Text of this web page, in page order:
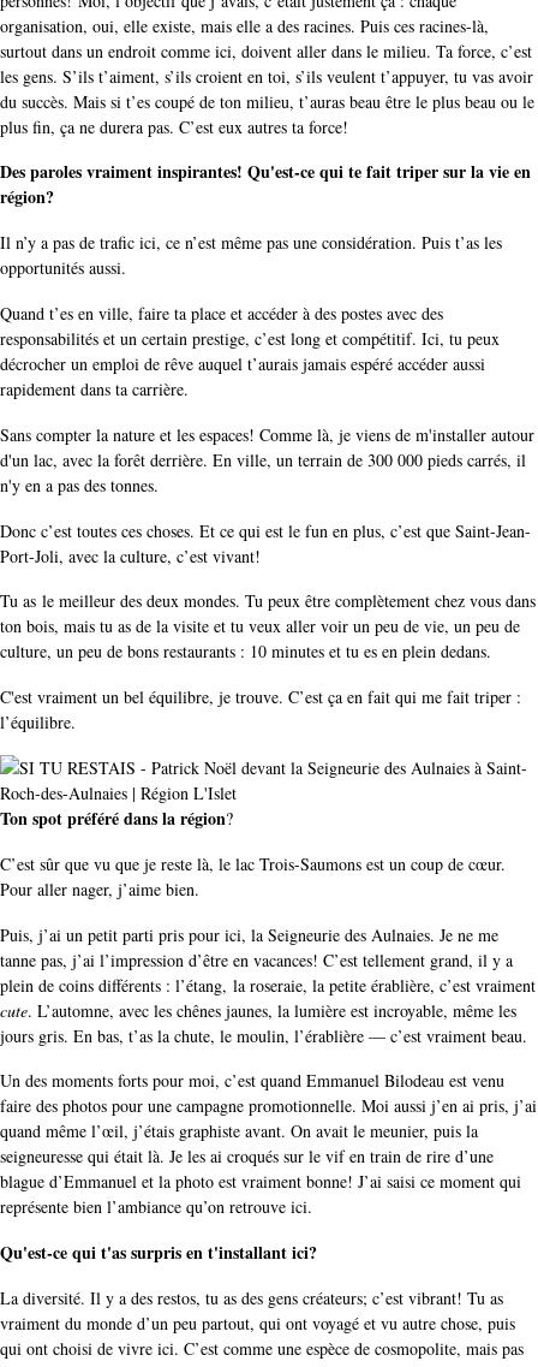
organisation, oui, elle existe, mais elle a des racines. Puis ces racines-là,
surtout dans un endroit comme ici, doivent aller dans le milieu. Ta force, c’est
les gens. S’ils t’aiment, s’ils croient en toi, s’ils veulent t’appuyer, tu vas avoir
du succès. Mais si t’es coupé de ton milieu, t’auras beau être le plus beau ou le
plus fin, ça ne durera pas. C’est eux autres ta force!
Des paroles vraiment inspirantes! Qu'est-ce qui te fait triper sur la vie en
région?
Il n’y a pas de trafic ici, ce n’est même pas une considération. Puis t’as les
opportunités aussi.
Quand t’es en ville, faire ta place et accéder à des postes avec des
responsabilités et un certain prestige, c’est long et compétitif. Ici, tu peux
décrocher un emploi de rêve auquel t’aurais jamais espéré accéder aussi
rapidement dans ta carrière.
Sans compter la nature et les espaces! Comme là, je viens de m'installer autour
d'un lac, avec la forêt derrière. En ville, un terrain de 300 000 pieds carrés, il
n'y en a pas des tonnes.
Donc c’est toutes ces choses. Et ce qui est le fun en plus, c’est que Saint-Jean-
Port-Joli, avec la culture, c’est vivant!
Tu as le meilleur des deux mondes. Tu peux être complètement chez vous dans
ton bois, mais tu as de la visite et tu veux aller voir un peu de vie, un peu de
culture, un peu de bons restaurants : 10 minutes et tu es en plein dedans.
C'est vraiment un bel équilibre, je trouve. C’est ça en fait qui me fait triper :
l’équilibre.
Ton spot préféré dans la région?
C’est sûr que vu que je reste là, le lac Trois-Saumons est un coup de cœur.
Pour aller nager, j’aime bien.
Puis, j’ai un petit parti pris pour ici, la Seigneurie des Aulnaies. Je ne me
tanne pas, j’ai l’impression d’être en vacances! C’est tellement grand, il y a
plein de coins différents : l’étang, la roseraie, la petite érablière, c’est vraiment
cute. L’automne, avec les chênes jaunes, la lumière est incroyable, même les
jours gris. En bas, t’as la chute, le moulin, l’érablière — c’est vraiment beau.
Un des moments forts pour moi, c’est quand Emmanuel Bilodeau est venu
faire des photos pour une campagne promotionnelle. Moi aussi j’en ai pris, j’ai
quand même l’œil, j’étais graphiste avant. On avait le meunier, puis la
seigneuresse qui était là. Je les ai croqués sur le vif en train de rire d’une
blague d’Emmanuel et la photo est vraiment bonne! J’ai saisi ce moment qui
représente bien l’ambiance qu’on retrouve ici­.
Qu'est-ce qui t'as surpris en t'installant ici?
La diversité. Il y a des restos, tu as des gens créateurs; c’est vibrant! Tu as
vraiment du monde d’un peu partout, qui ont voyagé et vu autre chose, puis
qui ont choisi de vivre ici. C’est comme une espèce de cosmopolite, mais pas